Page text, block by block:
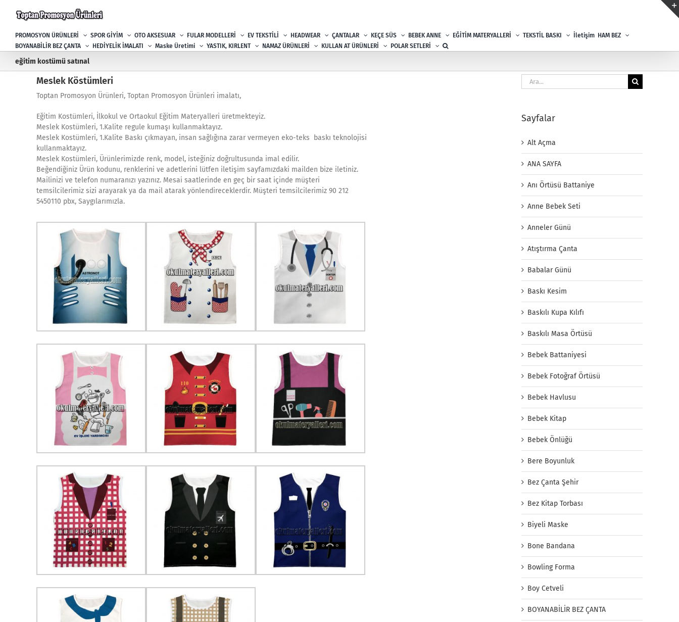
PROMOSYON ÜRÜNLERİ SPOR GİYİM OTO AKSESUAR FULAR MODELLERİ EV TEKSTİLİ HEADWEAR ÇANTALAR KEÇE SÜS BEBEK ANNE EĞİTİM MATERYALLERİ TEKSTİL BASKI İletişim HAM BEZ
BOYANABİLİR BEZ ÇANTA
HEDİYELİK İMALATI Maske Üretimi YASTIK, KIRLENT NAMAZ ÜRÜNLERİ KULLAN AT ÜRÜNLERİ POLAR SETLERİ
eğitim kostümü satınal
Meslek Köstümleri
Toptan Promosyon Ürünleri, Toptan Promosyon Ürünleri imalatı,
Eğitim Kostümleri, İlkokul ve Ortaokul Eğitim Materyalleri üretmekteyiz.
Meslek Kostümleri, 1.Kalite regule kumaşı kullanmaktayız.
Meslek Kostümleri, 1.Kalite Baskı çıkmayan, insan sağlığına zarar vermeyen eko-teks baskı teknolojisi
kullanmaktayız.
Meslek Kostümleri, Ürünlerimizde renk, model, isteğiniz doğrultusunda imal edilir.
Beğendiğiniz Ürün kodunu, renklerini ve adetlerini lütfen iletişim sayfamızdaki mailden bize iletiniz.
Mailinizi ve telefon numaranızı yazınız. Mesai saatlerinde en geç bir saat içinde müşteri
temsilcilerimiz sizi arayarak ya da mail atarak yönlendireceklerdir. Müşteri temsilcilerimiz 90 212
5450110 pbx, Saygılarımızla.
Ara:
Sayfalar
Alt Açma
ANA SAYFA
Anı Örtüsü Battaniye
Anne Bebek Seti
Anneler Günü
Atıştırma Çanta
Babalar Günü
Baskı Kesim
Baskılı Kupa Kılıfı
Baskılı Masa Örtüsü
Bebek Battaniyesi
Bebek Fotoğraf Örtüsü
Bebek Havlusu
Bebek Kitap
Bebek Önlüğü
Bere Boyunluk
Bez Çanta Şehir
Bez Kitap Torbası
Biyeli Maske
Bone Bandana
Bowling Forma
Boy Cetveli
BOYANABİLİR BEZ ÇANTA